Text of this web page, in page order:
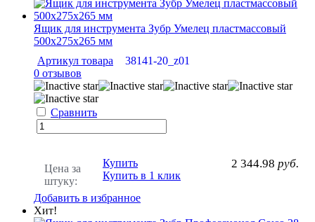
Ящик для инструмента Зубр Умелец пластмассовый
500х275х265 мм
Артикул товара
38141-20_z01
0 отзывов
Сравнить
Цена за
штуку:
2 344.98 руб.
Купить
Купить в 1 клик
Добавить в избранное
Хит!